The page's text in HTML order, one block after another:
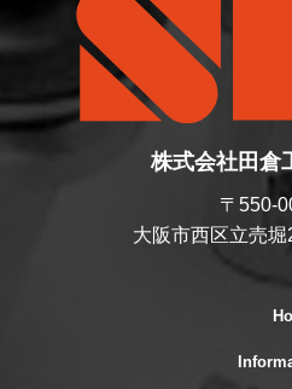
株式会社田倉
〒550-
大阪市西区立売